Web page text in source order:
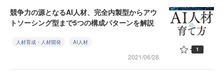
競争力の源となるAI人材、完全内製型からアウ
トソーシング型まで5つの構成パターンを解説
人材育成・人材開発 AI人材
2021/06/28
1